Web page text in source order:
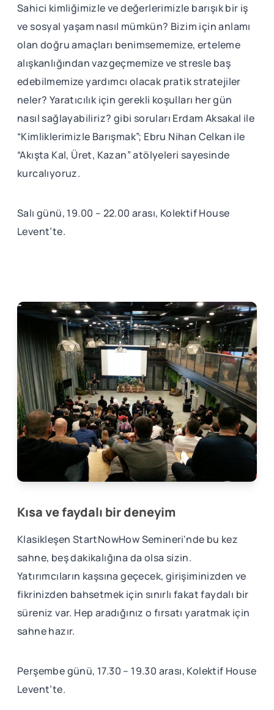
Sahici kimliğimizle ve değerlerimizle barışık bir iş
ve sosyal yaşam nasıl mümkün? Bizim için anlamı
olan doğru amaçları benimsememize, erteleme
alışkanlığından vazgeçmemize ve stresle baş
edebilmemize yardımcı olacak pratik stratejiler
neler? Yaratıcılık için gerekli koşulları her gün
nasıl sağlayabiliriz? gibi soruları Erdam Aksakal ile
“Kimliklerimizle Barışmak”; Ebru Nihan Celkan ile
“Akışta Kal, Üret, Kazan” atölyeleri sayesinde
kurcalıyoruz.
Salı günü, 19.00 – 22.00 arası, Kolektif House
Levent’te.
Kısa ve faydalı bir deneyim
Klasikleşen StartNowHow Semineri'nde bu kez
sahne, beş dakikalığına da olsa sizin.
Yatırımcıların kaşsına geçecek, girişiminizden ve
fikrinizden bahsetmek için sınırlı fakat faydalı bir
süreniz var. Hep aradığınız o fırsatı yaratmak için
sahne hazır.
Perşembe günü, 17.30 – 19.30 arası, Kolektif House
Levent’te.